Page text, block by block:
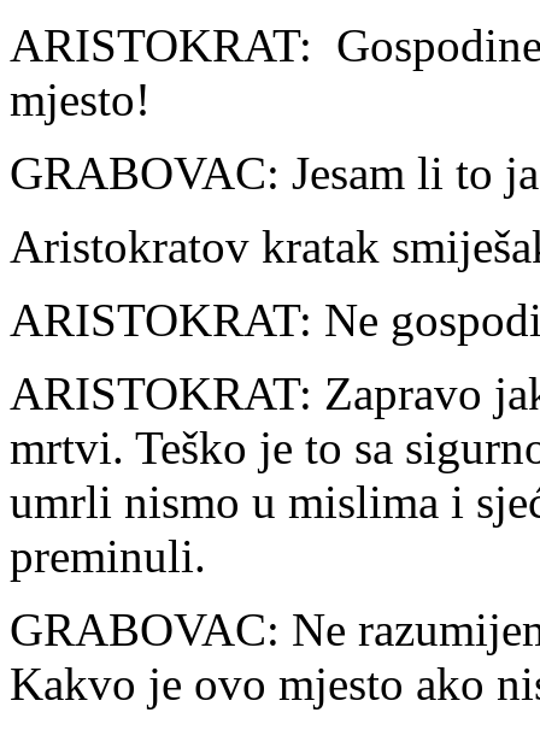
ARISTOKRAT:
mjesto!
GRABOVAC: Jesam li to
Aristokratov kratak
ARISTOKRAT: Ne
ARISTOKRAT: Zapravo
mrtvi. Teško je to sa
umrli nismo u mislima i
preminuli.
GRABOVAC: Ne
Kakvo je ovo mjesto ako